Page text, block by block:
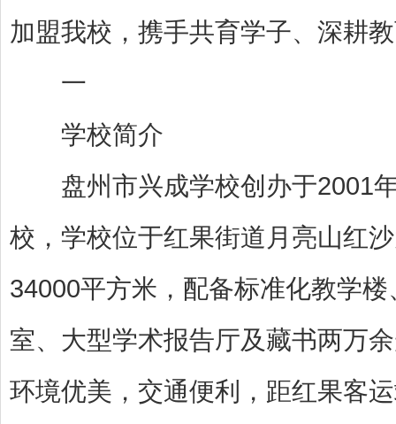
加盟我校，携手共育学子、深耕
一
学校简介
盘州市兴成学校创办于2001年
校，学校位于红果街道月亮山红
34000平方米，配备标准化教学
室、大型学术报告厅及藏书两万
环境优美，交通便利，距红果客